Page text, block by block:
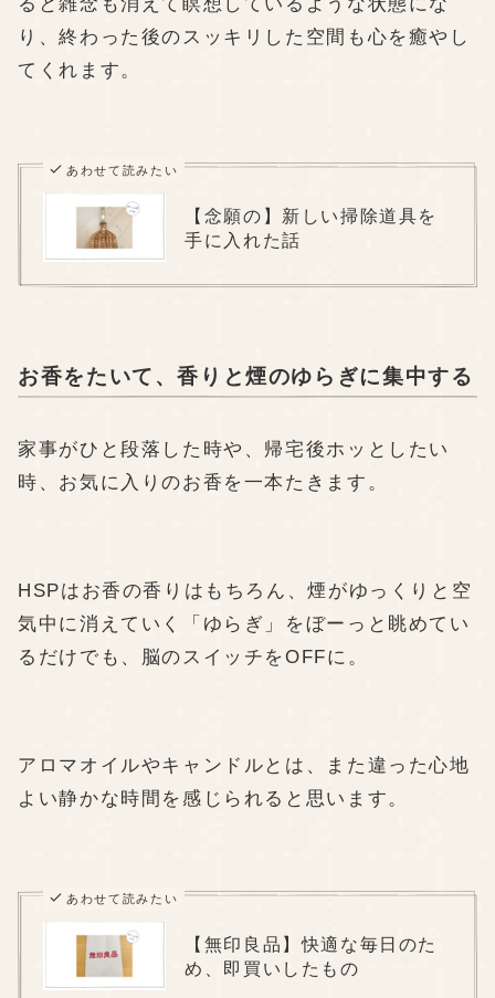
り、終わった後のスッキリした空間も心を癒やし
てくれます。
あわせて読みたい
【念願の】新しい掃除道具を
手に入れた話
お香をたいて、香りと煙のゆらぎに集中する
家事がひと段落した時や、帰宅後ホッとしたい
時、お気に入りのお香を一本たきます。
HSPはお香の香りはもちろん、煙がゆっくりと空
気中に消えていく「ゆらぎ」をぼーっと眺めてい
るだけでも、脳のスイッチをOFFに。
アロマオイルやキャンドルとは、また違った心地
よい静かな時間を感じられると思います。
あわせて読みたい
【無印良品】快適な毎日のた
め、即買いしたもの